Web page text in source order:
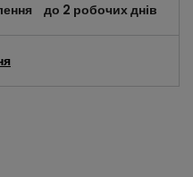
до 2 робочих днів